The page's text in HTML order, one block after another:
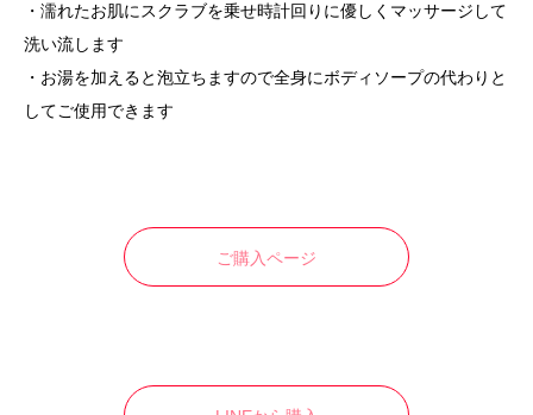
・濡れたお肌にスクラブを乗せ時計回りに優しくマッサージして
洗い流します
・お湯を加えると泡立ちますので全身にボディソープの代わりと
してご使用できます
ご購入ページ